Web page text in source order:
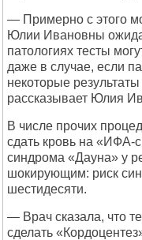
— Примерно с этого
Юлии Ивановны
патологиях тесты
даже в случае, если
некоторые
рассказывает Юлия
В числе прочих
сдать кровь на «ИФА-
синдрома «Дауна» у
шокирующим: риск
шестидесяти.
— Врач сказала, что
сделать